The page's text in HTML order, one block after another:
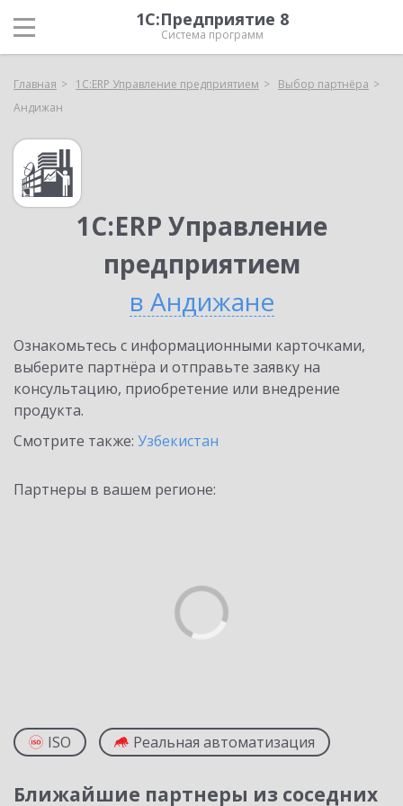
1С:Предприятие 8
Система программ
Главная 1С:ERP Управление предприятием
Выбор партнёра
Андижан
1С:ERP Управление
предприятием
в Андижане
Ознакомьтесь с информационными карточками,
выберите партнёра и отправьте заявку на
консультацию, приобретение или внедрение
продукта.
Смотрите также: Узбекистан
Партнеры в вашем регионе:
ISO Реальная автоматизация
Ближайшие партнеры из соседних